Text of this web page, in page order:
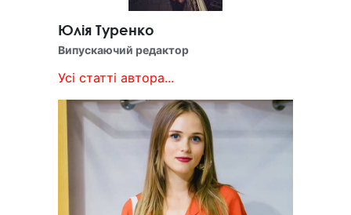
Юлія Туренко
Випускаючий редактор
Усі статті автора...